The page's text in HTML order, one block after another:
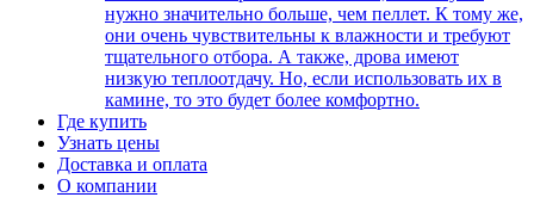
нужно значительно больше, чем пеллет. К тому же,
они очень чувствительны к влажности и требуют
тщательного отбора. А также, дрова имеют
низкую теплоотдачу. Но, если использовать их в
камине, то это будет более комфортно.
Где купить
Узнать цены
Доставка и оплата
О компании